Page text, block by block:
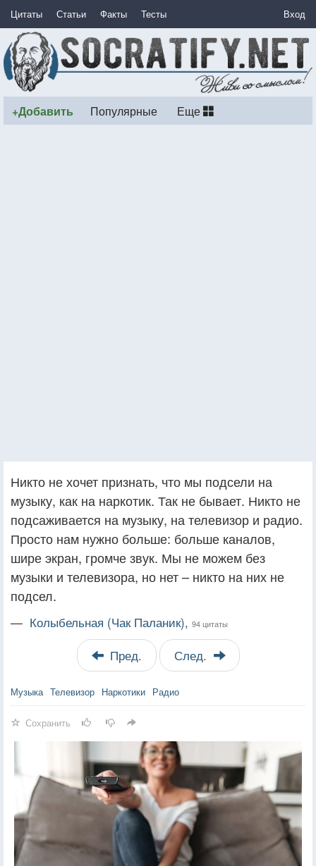
Цитаты Статьи Факты Тесты Вход
+Добавить Популярные Еще
Никто не хочет признать, что мы подсели на
музыку, как на наркотик. Так не бывает. Никто не
подсаживается на музыку, на телевизор и радио.
Просто нам нужно больше: больше каналов,
шире экран, громче звук. Мы не можем без
музыки и телевизора, но нет – никто на них не
подсел.
— Колыбельная (Чак Паланик), 94 цитаты
Пред. След.
Музыка Телевизор Наркотики Радио
Сохранить